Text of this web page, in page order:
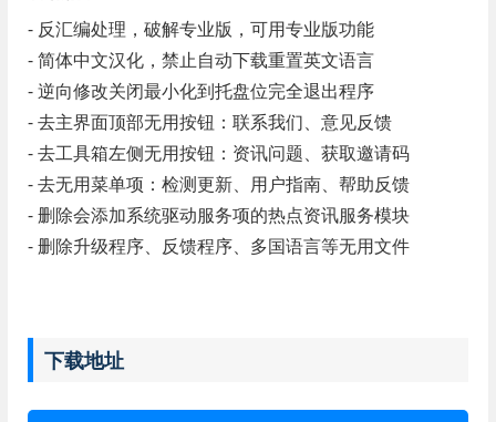
- 反汇编处理，破解专业版，可用专业版功能
- 简体中文汉化，禁止自动下载重置英文语言
- 逆向修改关闭最小化到托盘位完全退出程序
- 去主界面顶部无用按钮：联系我们、意见反馈
- 去工具箱左侧无用按钮：资讯问题、获取邀请码
- 去无用菜单项：检测更新、用户指南、帮助反馈
- 删除会添加系统驱动服务项的热点资讯服务模块
- 删除升级程序、反馈程序、多国语言等无用文件
下载地址